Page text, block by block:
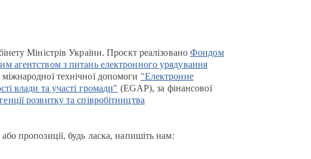
Міністрів України. Проєкт реалізованоФондом
агентством з питань електронного урядування
технічної допомоги "Електронне
влади та участі громади" (EGAP), за фінансової
розвитку та співробітництва
пропозиції, будь ласка, напишіть нам: